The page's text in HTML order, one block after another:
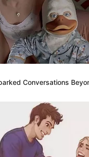
Conversations